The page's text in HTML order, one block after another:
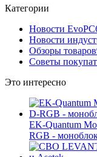
Категории
Новости EvoPC
Новости
Обзоры товаров
Советы
Это интересно
EK-Quantum
RGB -